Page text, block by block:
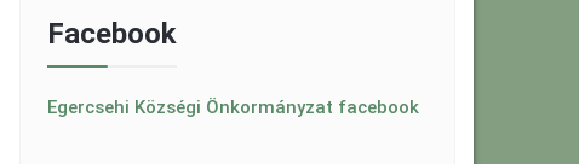
Facebook
Egercsehi Községi Önkormányzat facebook